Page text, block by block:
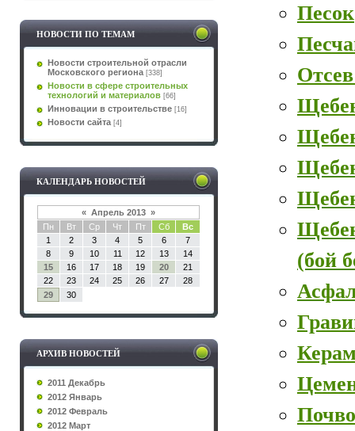
НОВОСТИ ПО ТЕМАМ
Новости строительной отрасли
Московского региона [338]
Новости в сфере строительных
технологий и материалов [66]
Инновации в строительстве [16]
Новости сайта [4]
КАЛЕНДАРЬ НОВОСТЕЙ
« Апрель 2013 »
Пн
Вт Ср Чт Пт Сб
Вс
1
2 3 4 5 6
7
8
9 10 11 12 13
14
15
16 17 18 19 20
21
22
23 24 25 26 27
28
29
30
АРХИВ НОВОСТЕЙ
2011 Декабрь
2012 Январь
2012 Февраль
2012 Март
Песок
(бой